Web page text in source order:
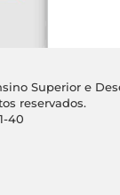
Superior e
reservados.
40